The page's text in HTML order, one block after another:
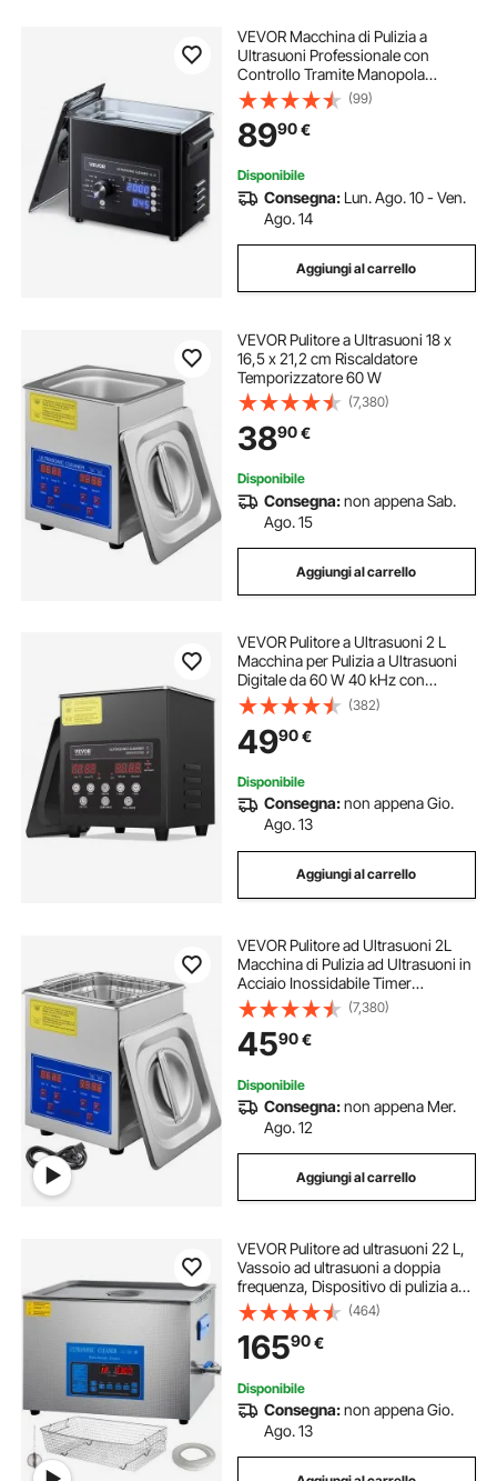
VEVOR Macchina di Pulizia a
Ultrasuoni Professionale con
Controllo Tramite Manopola
Rotante, Capacita di 3 L con
Cestello e Sfera di Pulizia, Pulitore a
Ultrasuoni per Orologi, Rasoi,
Gioielli
(99)
8990€
Disponibile
Consegna: Lun. Ago. 10 - Ven.
Ago. 14
Aggiungi al carrello
VEVOR Pulitore a Ultrasuoni 18 x
16,5 x 21,2 cm Riscaldatore
Temporizzatore 60 W
(7,380)
3890€
Disponibile
Consegna:non appena Sab.
Ago. 15
Aggiungi al carrello
VEVOR Pulitore a Ultrasuoni 2 L
Macchina per Pulizia a Ultrasuoni
Digitale da 60 W 40 kHz con
Modalità Delicata e Degasaggio
Migliorato, con Riscaldatore per
Gioielli, Occhiali, Utensili,
Contenitori
(382)
4990€
Disponibile
Consegna:non appena Gio.
Ago. 13
Aggiungi al carrello
VEVOR Pulitore ad Ultrasuoni 2L
Macchina di Pulizia ad Ultrasuoni in
Acciaio Inossidabile Timer
Riscaldamento Digitale Pulizia di
Gioielli per Uso Domestico
Personale Commerciale
(7,380)
4590€
Disponibile
Consegna:non appena Mer.
Ago. 12
Aggiungi al carrello
VEVOR Pulitore ad ultrasuoni 22 L,
Vassoio ad ultrasuoni a doppia
frequenza, Dispositivo di pulizia ad
ultrasuoni in acciaio inossidabile,
con riscaldamento e timer, per
gioielli, occhiali
(464)
16590€
Disponibile
Consegna:non appena Gio.
Ago. 13